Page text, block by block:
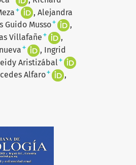
+
Alejandra
Guido Musso+
Villafañe +
+
Ingrid
Aristizábal +
Alfaro+